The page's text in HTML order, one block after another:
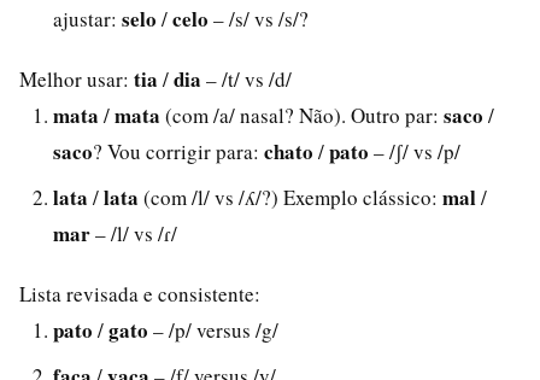
ajustar: selo /celo – /s/ vs /s/?
Melhor usar: tia /dia – /t/ vs /d/
mata /mata (com /a/ nasal? Não). Outro par: saco /
saco? Vou corrigir para: chato /pato – /ʃ/ vs /p/
lata /lata (com /l/ vs /ʎ/?) Exemplo clássico: mal/
mar– /l/ vs /ɾ/
Lista revisada e consistente:
pato /gato – /p/ versus /g/